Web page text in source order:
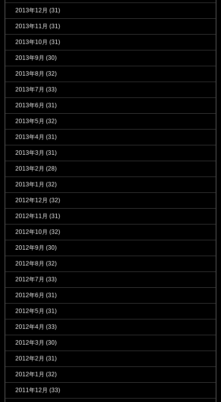
2013年12月 (31)
2013年11月 (31)
2013年10月 (31)
2013年9月 (30)
2013年8月 (32)
2013年7月 (33)
2013年6月 (31)
2013年5月 (32)
2013年4月 (31)
2013年3月 (31)
2013年2月 (28)
2013年1月 (32)
2012年12月 (32)
2012年11月 (31)
2012年10月 (32)
2012年9月 (30)
2012年8月 (32)
2012年7月 (33)
2012年6月 (31)
2012年5月 (31)
2012年4月 (33)
2012年3月 (30)
2012年2月 (31)
2012年1月 (32)
2011年12月 (33)